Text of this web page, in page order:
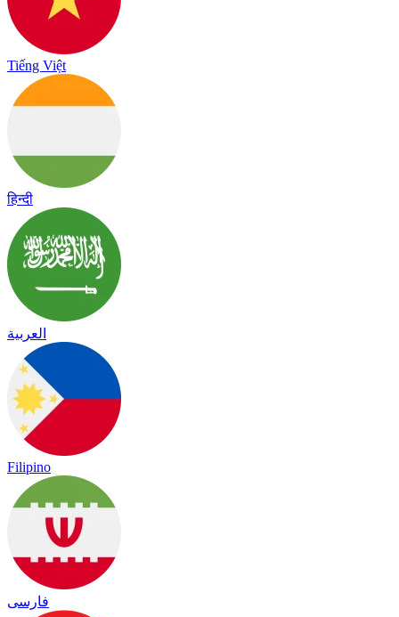
Tiếng Việt
हिन्दी
العربية
Filipino
فارسی